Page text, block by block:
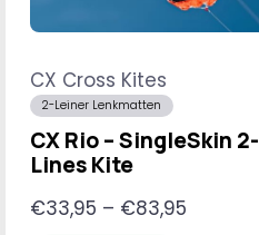
CX Cross Kites
2-Leiner Lenkmatten
CX Rio – SingleSkin 2-
Lines Kite
€33,95 – €83,95